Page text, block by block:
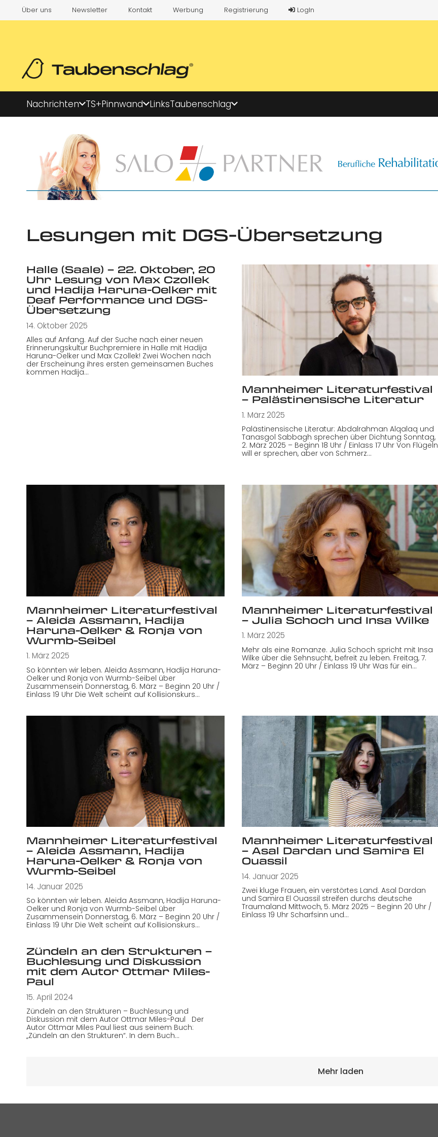
Über uns Newsletter Kontakt Werbung Registrierung LogIn
Nachrichten TS+Pinnwand LinksTaubenschlag
Lesungen mit DGS-Übersetzung
Halle (Saale) – 22. Oktober, 20
Uhr Lesung von Max Czollek
und Hadija Haruna-Oelker mit
Deaf Performance und DGS-
Übersetzung
14. Oktober 2025
Alles auf Anfang. Auf der Suche nach einer neuen
Erinnerungskultur Buchpremiere in Halle mit Hadija
Haruna-Oelker und Max Czollek! Zwei Wochen nach
der Erscheinung ihres ersten gemeinsamen Buches
kommen Hadija…
Mannheimer Literaturfestival
– Palästinensische Literatur
1. März 2025
Palästinensische Literatur: Abdalrahman Alqalaq und
Tanasgol Sabbagh sprechen über Dichtung Sonntag,
2. März 2025 – Beginn 18 Uhr / Einlass 17 Uhr Von Flügeln
will er sprechen, aber von Schmerz…
Mannheimer Literaturfestival
– Aleida Assmann, Hadija
Haruna-Oelker & Ronja von
Wurmb-Seibel
1. März 2025
So könnten wir leben. Aleida Assmann, Hadija Haruna-
Oelker und Ronja von Wurmb-Seibel über
Zusammensein Donnerstag, 6. März – Beginn 20 Uhr /
Einlass 19 Uhr Die Welt scheint auf Kollisionskurs…
Mannheimer Literaturfestival
– Julia Schoch und Insa Wilke
1. März 2025
Mehr als eine Romanze. Julia Schoch spricht mit Insa
Wilke über die Sehnsucht, befreit zu leben. Freitag, 7.
März – Beginn 20 Uhr / Einlass 19 Uhr Was für ein…
Mannheimer Literaturfestival
– Aleida Assmann, Hadija
Haruna-Oelker & Ronja von
Wurmb-Seibel
14. Januar 2025
So könnten wir leben. Aleida Assmann, Hadija Haruna-
Oelker und Ronja von Wurmb-Seibel über
Zusammensein Donnerstag, 6. März – Beginn 20 Uhr /
Einlass 19 Uhr Die Welt scheint auf Kollisionskurs…
Mannheimer Literaturfestival
– Asal Dardan und Samira El
Ouassil
14. Januar 2025
Zwei kluge Frauen, ein verstörtes Land. Asal Dardan
und Samira El Ouassil streifen durchs deutsche
Traumaland Mittwoch, 5. März 2025 – Beginn 20 Uhr /
Einlass 19 Uhr Scharfsinn und…
Zündeln an den Strukturen –
Buchlesung und Diskussion
mit dem Autor Ottmar Miles-
Paul
15. April 2024
Zündeln an den Strukturen – Buchlesung und
Diskussion mit dem Autor Ottmar Miles-Paul Der
Autor Ottmar Miles Paul liest aus seinem Buch:
„Zündeln an den Strukturen“. In dem Buch…
Mehr laden